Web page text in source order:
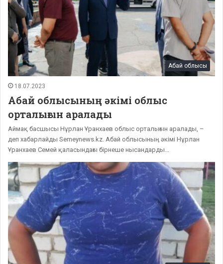
Абай облысы
18.07.2023
Абай облысының әкімі облыс
орталығын аралады
Аймақ басшысы Нұрлан Ұранхаев облыс орталығын аралады, –
деп хабарлайды Semeynews.kz. Абай облысының әкімі Нұрлан
Ұранхаев Семей қаласындағы бірнеше нысандарды…